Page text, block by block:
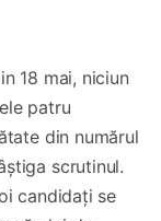
18 mai, niciun
patru
din numărul
scrutinul.
candidați se